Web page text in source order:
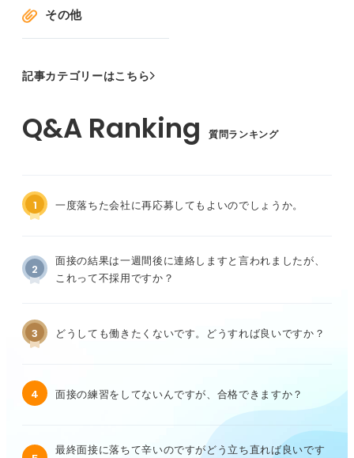
その他
記事カテゴリーはこちら
質問ランキング
1 一度落ちた会社に再応募してもよいのでしょうか。
2
面接の結果は一週間後に連絡しますと言われましたが、
これって不採用ですか？
3 どうしても働きたくないです。どうすれば良いですか？
4 面接の練習をしてないんですが、合格できますか？
最終面接に落ちて辛いのですがどう立ち直れば良いです